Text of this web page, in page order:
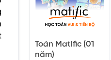
Toán Matific (01
năm)